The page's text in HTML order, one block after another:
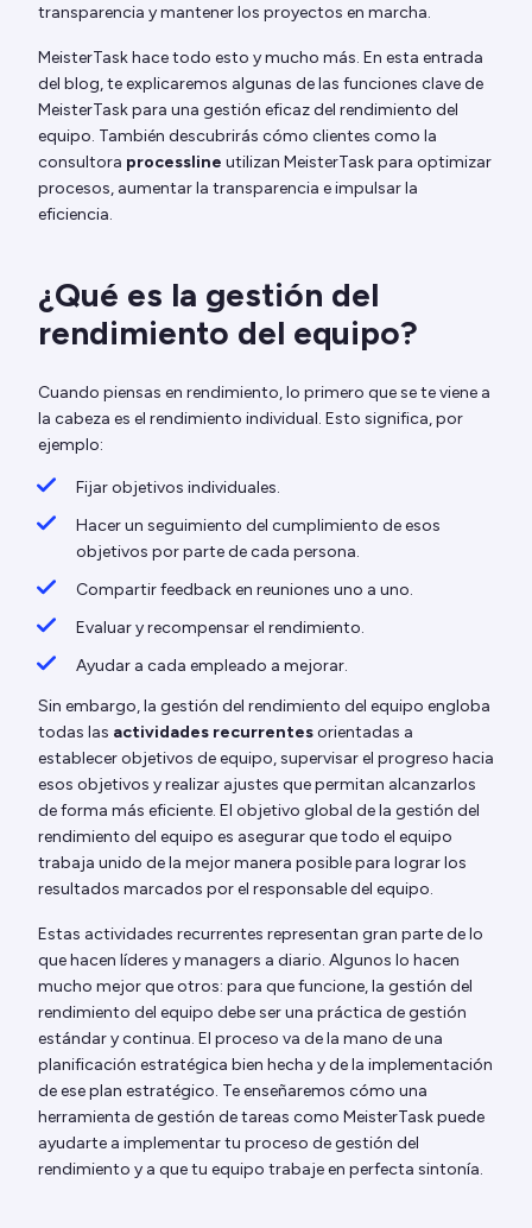
transparencia y mantener los proyectos en marcha.
MeisterTask hace todo esto y mucho más. En esta entrada
del blog, te explicaremos algunas de las funciones clave de
MeisterTask para una gestión eficaz del rendimiento del
equipo. También descubrirás cómo clientes como la
consultora processline utilizan MeisterTask para optimizar
procesos, aumentar la transparencia e impulsar la
eficiencia.
¿Qué es la gestión del
rendimiento del equipo?
Cuando piensas en rendimiento, lo primero que se te viene a
la cabeza es el rendimiento individual. Esto significa, por
ejemplo:
Fijar objetivos individuales.
Hacer un seguimiento del cumplimiento de esos
objetivos por parte de cada persona.
Compartir feedback en reuniones uno a uno.
Evaluar y recompensar el rendimiento.
Ayudar a cada empleado a mejorar.
Sin embargo, la gestión del rendimiento del equipo engloba
todas las actividades recurrentesorientadas a
establecer objetivos de equipo, supervisar el progreso hacia
esos objetivos y realizar ajustes que permitan alcanzarlos
de forma más eficiente. El objetivo global de la gestión del
rendimiento del equipo es asegurar que todo el equipo
trabaja unido de la mejor manera posible para lograr los
resultados marcados por el responsable del equipo.
Estas actividades recurrentes representan gran parte de lo
que hacen líderes y managers a diario. Algunos lo hacen
mucho mejor que otros: para que funcione, la gestión del
rendimiento del equipo debe ser una práctica de gestión
estándar y continua. El proceso va de la mano de una
planificación estratégica bien hecha y de la implementación
de ese plan estratégico. Te enseñaremos cómo una
herramienta de gestión de tareas como MeisterTask puede
ayudarte a implementar tu proceso de gestión del
rendimiento y a que tu equipo trabaje en perfecta sintonía.